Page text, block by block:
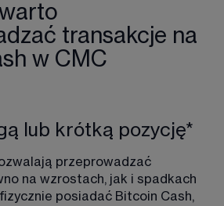
transakcje na
w CMC
lub krótką pozycję*
przeprowadzać
na wzrostach, jak i spadkach
posiadać Bitcoin Cash,